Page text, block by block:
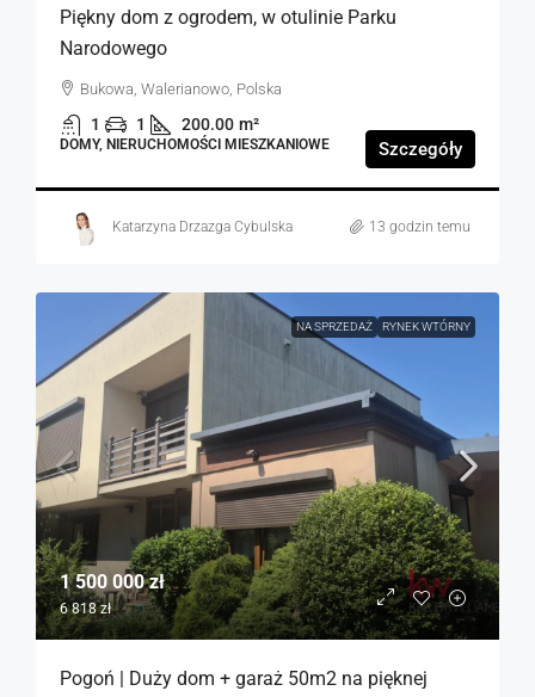
Piękny dom z ogrodem, w otulinie Parku
Narodowego
Bukowa, Walerianowo, Polska
1 1 200.00 m²
DOMY, NIERUCHOMOŚCI MIESZKANIOWE Szczegóły
Katarzyna Drzazga Cybulska 13 godzin temu
NA SPRZEDAŻ RYNEK WTÓRNY
1 500 000 zł
6 818 zł
Pogoń | Duży dom + garaż 50m2 na pięknej